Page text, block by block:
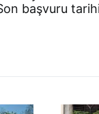
başvuru